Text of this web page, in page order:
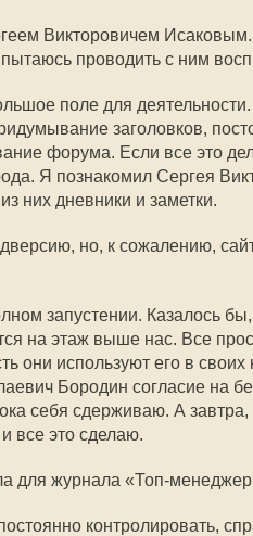
Викторовичем
проводить с ним
поле для
заголовков,
форума. Если все это
Я познакомил Сергея
них дневники и заметки.
но, к сожалению,
запустении. Казалось
на этаж выше нас. Все
они используют его в
Бородин согласие на
себя сдерживаю. А
все это сделаю.
для журнала «Топ-
контролировать,